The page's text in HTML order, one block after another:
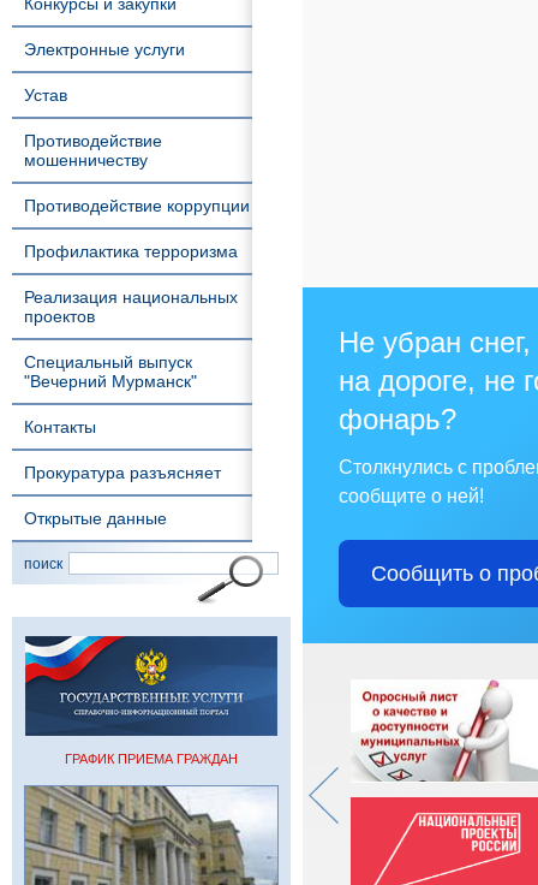
Электронные услуги
Устав
Противодействие
мошенничеству
Противодействие коррупции
Профилактика терроризма
Реализация национальных
проектов
Специальный выпуск
"Вечерний Мурманск"
Контакты
Прокуратура разъясняет
Открытые данные
поиск
ГРАФИК ПРИЕМА ГРАЖДАН
Не убран
на дороге, не
фонарь?
Столкнулись с
сообщите о ней!
Сообщить о